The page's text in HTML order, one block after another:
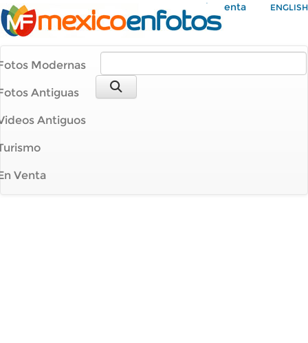
Mi Cuenta ENGLISH
Modernas
Antiguas
Antiguos
Venta